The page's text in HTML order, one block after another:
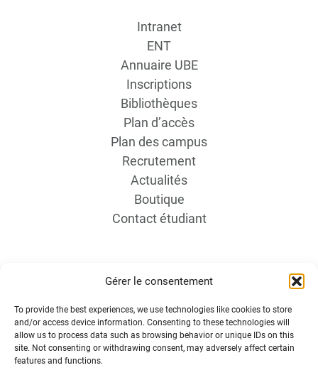
Gérer le consentement
To provide the best experiences, we use technologies like cookies to store
and/or access device information. Consenting to these technologies will
allow us to process data such as browsing behavior or unique IDs on this
site. Not consenting or withdrawing consent, may adversely affect certain
features and functions.
Intranet
ENT
Annuaire UBE
Inscriptions
Bibliothèques
Plan d’accès
Plan des campus
Recrutement
Actualités
Boutique
Contact étudiant
INFORMATIONS LÉGALES